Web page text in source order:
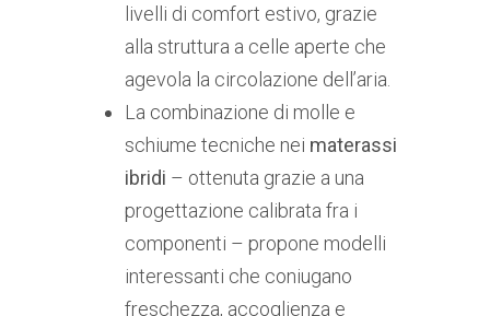
livelli di comfort estivo, grazie
alla struttura a celle aperte che
agevola la circolazione dell’aria.
La combinazione di molle e
schiume tecniche nei materassi
ibridi – ottenuta grazie a una
progettazione calibrata fra i
componenti – propone modelli
interessanti che coniugano
freschezza, accoglienza e